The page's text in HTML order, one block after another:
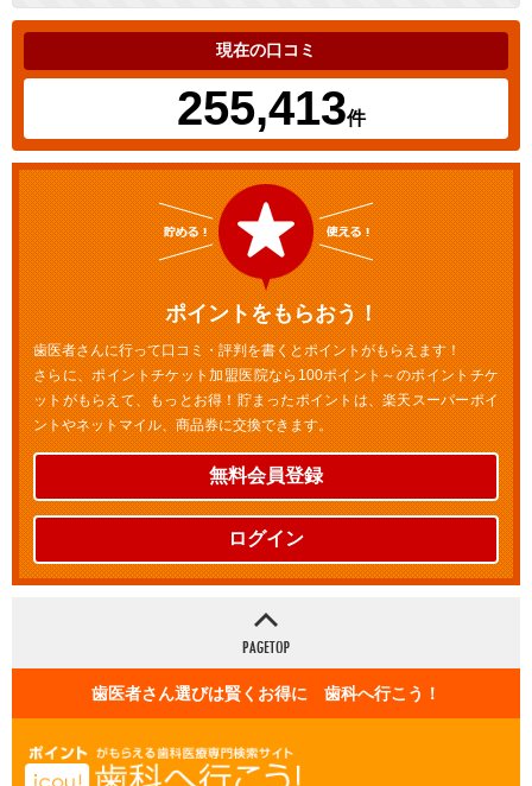
現在の口コミ
255,413件
ポイントをもらおう！
歯医者さんに行って口コミ・評判を書くとポイントがもらえます！
さらに、ポイントチケット加盟医院なら100ポイント～のポイントチケ
ットがもらえて、もっとお得！貯まったポイントは、楽天スーパーポイ
ントやネットマイル、商品券に交換できます。
無料会員登録
ログイン
歯医者さん選びは賢くお得に 歯科へ行こう！